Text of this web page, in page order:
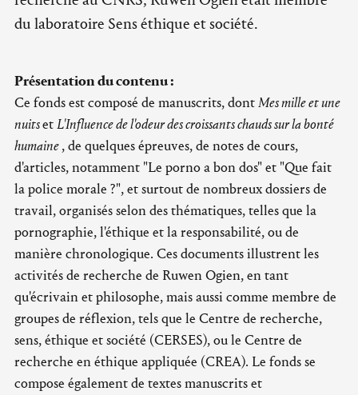
du laboratoire Sens éthique et société.
Présentation du contenu :
Ce fonds est composé de manuscrits, dontMes mille et une
nuitsetL'Influence de l'odeur des croissants chauds sur la bonté
humaine, de quelques épreuves, de notes de cours,
d'articles, notamment "Le porno a bon dos" et "Que fait
la police morale ?", et surtout de nombreux dossiers de
travail, organisés selon des thématiques, telles que la
pornographie, l'éthique et la responsabilité, ou de
manière chronologique. Ces documents illustrent les
activités de recherche de Ruwen Ogien, en tant
qu'écrivain et philosophe, mais aussi comme membre de
groupes de réflexion, tels que le Centre de recherche,
sens, éthique et société (CERSES), ou le Centre de
recherche en éthique appliquée (CREA). Le fonds se
compose également de textes manuscrits et